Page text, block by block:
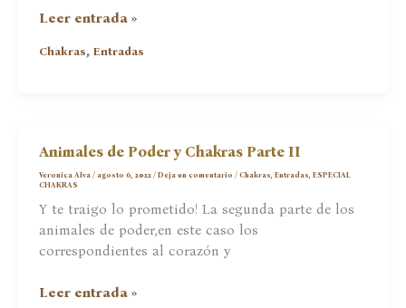
¿Sabías
el
Corazón?
Leer entrada »
Chakras,Entradas
Animales de Poder y Chakras Parte II
Veronica Alva/ agosto 6, 2022/Deja un comentario /Chakras,Entradas,ESPECIAL
CHAKRAS
Y te traigo lo prometido! La segunda parte de los
animales de poder,en este caso los
correspondientes al corazón y
Animales
Leer entrada »